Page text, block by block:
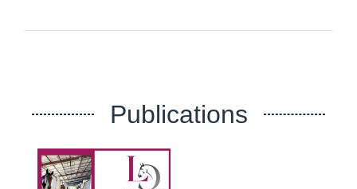
Publications